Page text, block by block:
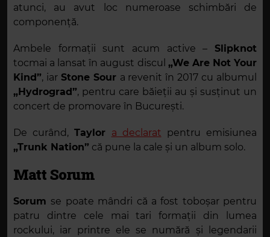
atunci, au avut loc numeroase schimbări de
componență.
Ambele formații sunt acum active – Slipknot
tocmai a lansat în august discul „We Are Not Your
Kind”, iar Stone Sour a revenit în 2017 cu albumul
„Hydrograd”, pentru care băieții au și susținut un
concert de promovare în București.
De curând,Taylor a declarat pentru emisiunea
„Trunk Nation” că pune la cale și un album solo.
Matt Sorum
Sorum se poate mândri că a fost toboșar pentru
patru dintre cele mai tari formații din lumea
rockului, iar printre ele se numără și legendarii